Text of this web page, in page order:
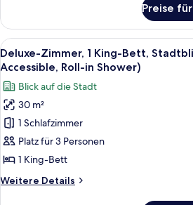
In
Shower)
anzeigen
Zimmer,
1 King-
Bett,
Stadtblick
Accessible,
Roll-
In
Shower)
Preise
Alle
Fotos
für
Deluxe-
Zimmer,
1 King-
Bett,
Stadtblick
(Mobility
Accessible,
Ein
6
Deluxe-Zimmer, 1 King-Bett,
Accessible, Roll-in Shower)
Blick auf die Stadt
30 m²
1 Schlafzimmer
Platz für 3 Personen
1 King-Bett
Weitere Details
Weitere